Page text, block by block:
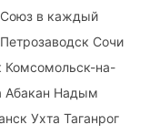
в каждый
Сочи
Комсомольск-на-
Абакан Надым
Ухта Таганрог